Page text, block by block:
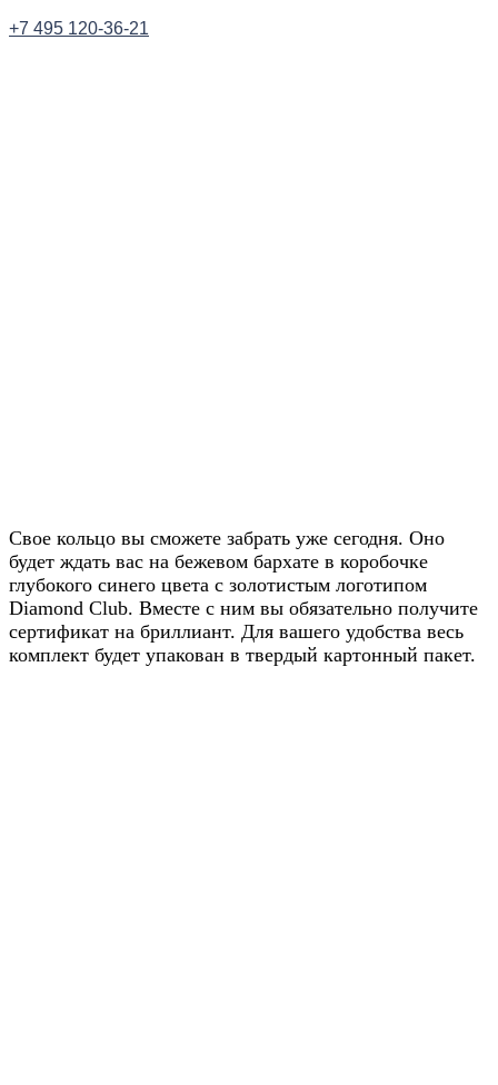
+7 495 120-36-21
Свое кольцо вы сможете забрать уже сегодня. Оно
будет ждать вас на бежевом бархате в коробочке
глубокого синего цвета с золотистым логотипом
Diamond Club. Вместе с ним вы обязательно получите
сертификат на бриллиант. Для вашего удобства весь
комплект будет упакован в твердый картонный пакет.